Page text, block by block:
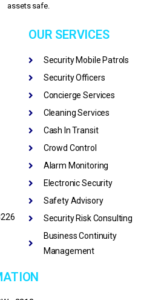
assets safe.
OUR SERVICES
Security Mobile Patrols
Security Officers
Concierge Services
Cleaning Services
Cash In Transit
Crowd Control
Alarm Monitoring
Electronic Security
Safety Advisory
Security Risk Consulting
Business Continuity
Management